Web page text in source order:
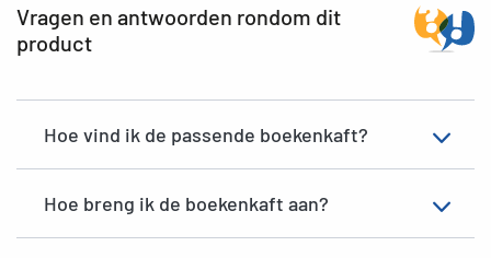
Vragen en antwoorden rondom dit
product
Hoe vind ik de passende boekenkaft?
Hoe breng ik de boekenkaft aan?